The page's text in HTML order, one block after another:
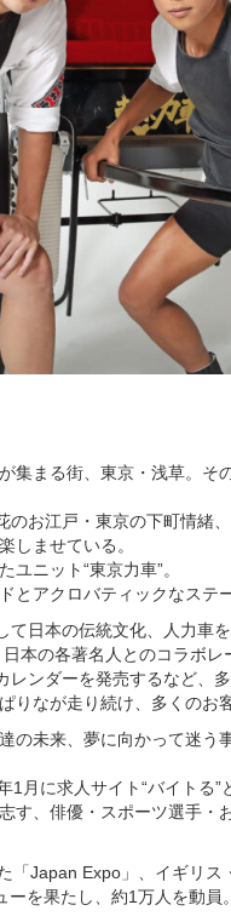
集まる街、東京・浅草。そ
のお江戸・東京の下町情緒
しませている。
ニット“東京力車”。
とアクロバティックなステ
て日本の伝統文化、人力車
本の各著名人とのコラボ
レンダーを発売するなど、
りなが走り続け、多くのお
の未来、夢に向かって迷
月に求人サイト“バイトる”
す、俳優・スポーツ選手
「Japan Expo」、イギリ
を果たし、約1万人を動員。